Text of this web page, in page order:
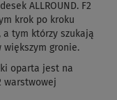
ALLROUND. F2
krok po kroku
tym którzy szukają
większym gronie.
oparta jest na
warstwowej